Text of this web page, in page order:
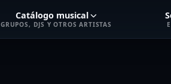
Catálogo musical
GRUPOS, DJS Y OTROS ARTISTAS